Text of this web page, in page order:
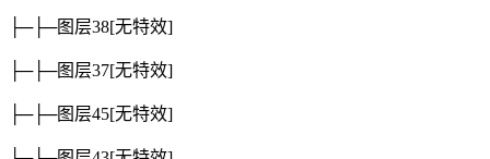
├─├─图层38[无特效]
├─├─图层37[无特效]
├─├─图层45[无特效]